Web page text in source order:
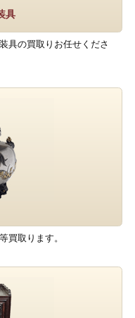
具
具の買取りお任せくださ
買取ります。